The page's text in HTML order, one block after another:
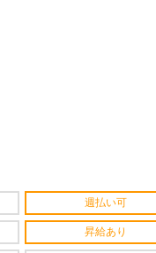
週払い可
昇給あり